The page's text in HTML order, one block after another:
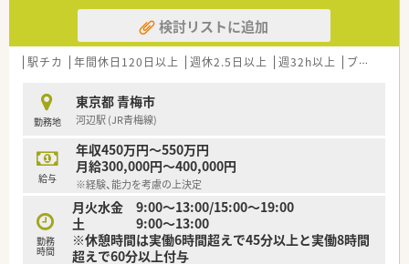
■その他にも、管理部門や商品部門等の本社スタッフなど活動領
域は多種多様です。
■在宅実施店舗は年々増加しており、在宅医療へもしっかりと関
わる事ができます。
時短勤務ができるよう変更予定です。
■年間休日が120日とワークライフバランスが整っています
■日用品から常備薬まで、従業員割引制度など嬉しいメリットも
たくさんあります！
検討リストに追加
駅チカ 年間休日120日以上 週休2.5日以上 週32h以上 ブランク可
勤務地
東京都 青梅市
河辺駅 (JR青梅線)
給与
年収450万円～550万円
月給300,000円～400,000円
※経験、能力を考慮の上決定
勤務
時間
月火水金 9:00〜13:00/15:00〜19:00
土 9:00〜13:00
※休憩時間は実働6時間超えで45分以上と実働8時間
超えで60分以上付与